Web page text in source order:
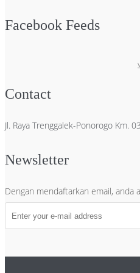
Facebook Feeds
Contact
Jl. Raya Trenggalek-Ponorogo Km.
Newsletter
Dengan mendaftarkan email, anda